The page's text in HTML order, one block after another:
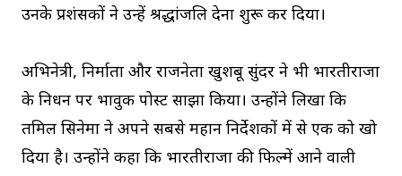
उनके प्रशंसकों ने उन्हें श्रद्धांजलि देना शुरू कर दिया।
अभिनेत्री, निर्माता और राजनेता खुशबू सुंदर ने भी भारतीराजा
के निधन पर भावुक पोस्ट साझा किया। उन्होंने लिखा कि
तमिल सिनेमा ने अपने सबसे महान निर्देशकों में से एक को खो
दिया है। उन्होंने कहा कि भारतीराजा की फिल्में आने वाली